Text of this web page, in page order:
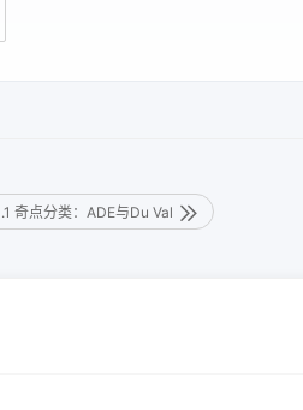
奇点分类：ADE与Du Val